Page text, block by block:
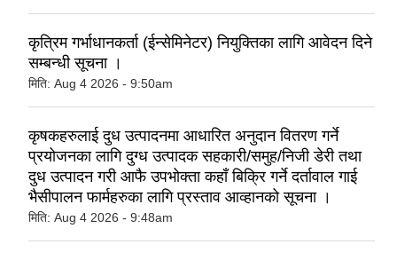
कृत्रिम गर्भाधानकर्ता (ईन्सेमिनेटर) नियुक्तिका लागि आवेदन दिने
सम्बन्धी सूचना ।
मिति: Aug 4 2026 - 9:50am
कृषकहरुलाई दुध उत्पादनमा आधारित अनुदान वितरण गर्ने
प्रयोजनका लागि दुग्ध उत्पादक सहकारी/समुह/निजी डेरी तथा
दुध उत्पादन गरी आफै उपभोक्ता कहाँ बिक्रि गर्ने दर्तावाल गाई
भैसीपालन फार्महरुका लागि प्रस्ताव आव्हानको सूचना ।
मिति: Aug 4 2026 - 9:48am